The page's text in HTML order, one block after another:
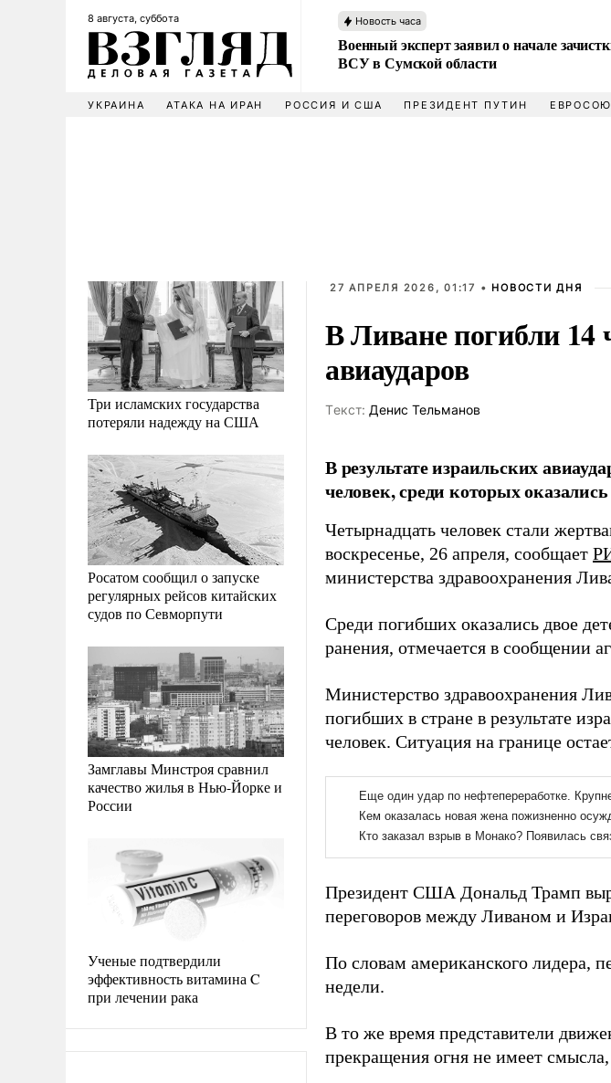
8 августа, суббота Новость часа
Военный эксперт заявил о начале
ВСУ в Сумской области
УКРАИНА АТАКА НА ИРАН РОССИЯ И США ПРЕЗИДЕНТ ПУТИН
Три исламских государства
потеряли надежду на США
Росатом сообщил о запуске
регулярных рейсов китайских
судов по Севморпути
Замглавы Минстроя сравнил
качество жилья в Нью-Йорке и
России
Ученые подтвердили
эффективность витамина C
при лечении рака
27 АПРЕЛЯ 2026, 01:17 • НОВОСТИ ДНЯ
В Ливане погибли 14
авиаударов
Tекст: Денис Тельманов
В результате израильских
человек, среди которых
Четырнадцать человек стали
воскресенье, 26 апреля, сообщает
министерства здравоохранения
Среди погибших оказались двое
ранения, отмечается в сообщении
Министерство здравоохранения
погибших в стране в результате
человек. Ситуация на границе
Президент США Дональд Трамп
переговоров между Ливаном и
По словам американского лидера,
недели.
В то же время представители
прекращения огня не имеет